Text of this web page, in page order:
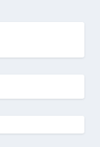
Vörösmarty Rádió